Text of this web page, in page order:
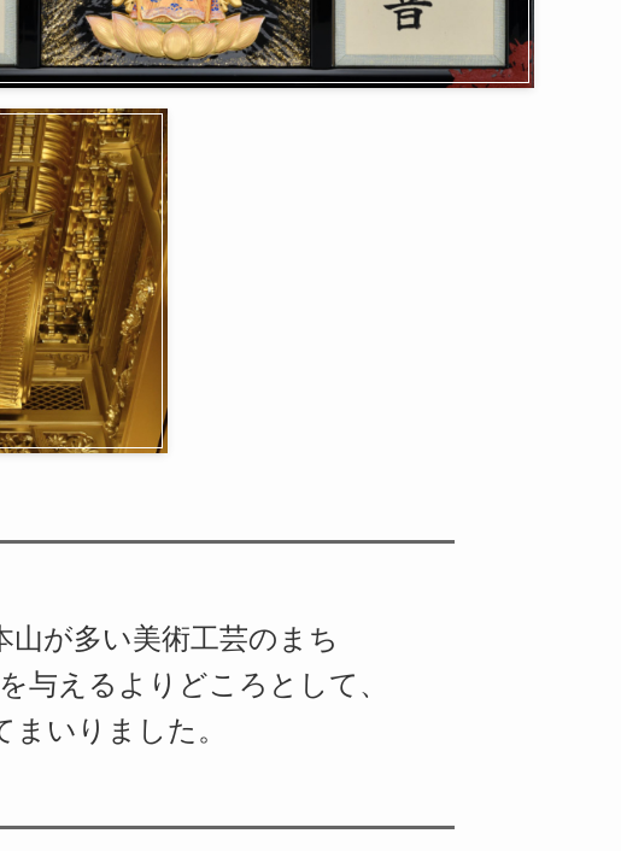
山が多い美術工芸のまち
与えるよりどころとして、
いりました。